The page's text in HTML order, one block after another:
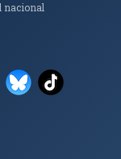
nacional
janela)
em nova janela)
(abre em nova
(abre em nova
Bluesky (abre
TikTok